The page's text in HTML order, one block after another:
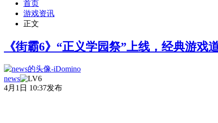
首页
游戏资讯
正文
《街霸6》“正义学园祭”上线，经典游戏
news
4月1日 10:37发布